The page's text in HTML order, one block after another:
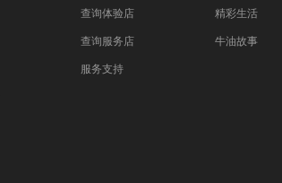
查询体验店
查询服务店
服务支持
精彩生活
牛油故事